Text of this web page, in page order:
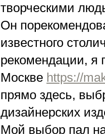
творческими
Он
известного
рекомендации, я
Москве https://
прямо здесь,
дизайнерских
Мой выбор пал